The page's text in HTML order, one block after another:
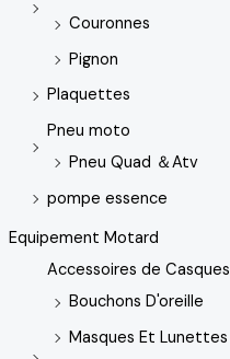
Couronnes
Pignon
Plaquettes
Pneu moto
Pneu Quad ＆Atv
pompe essence
Equipement Motard
Accessoires de Casques
Bouchons D'oreille
Masques Et Lunettes